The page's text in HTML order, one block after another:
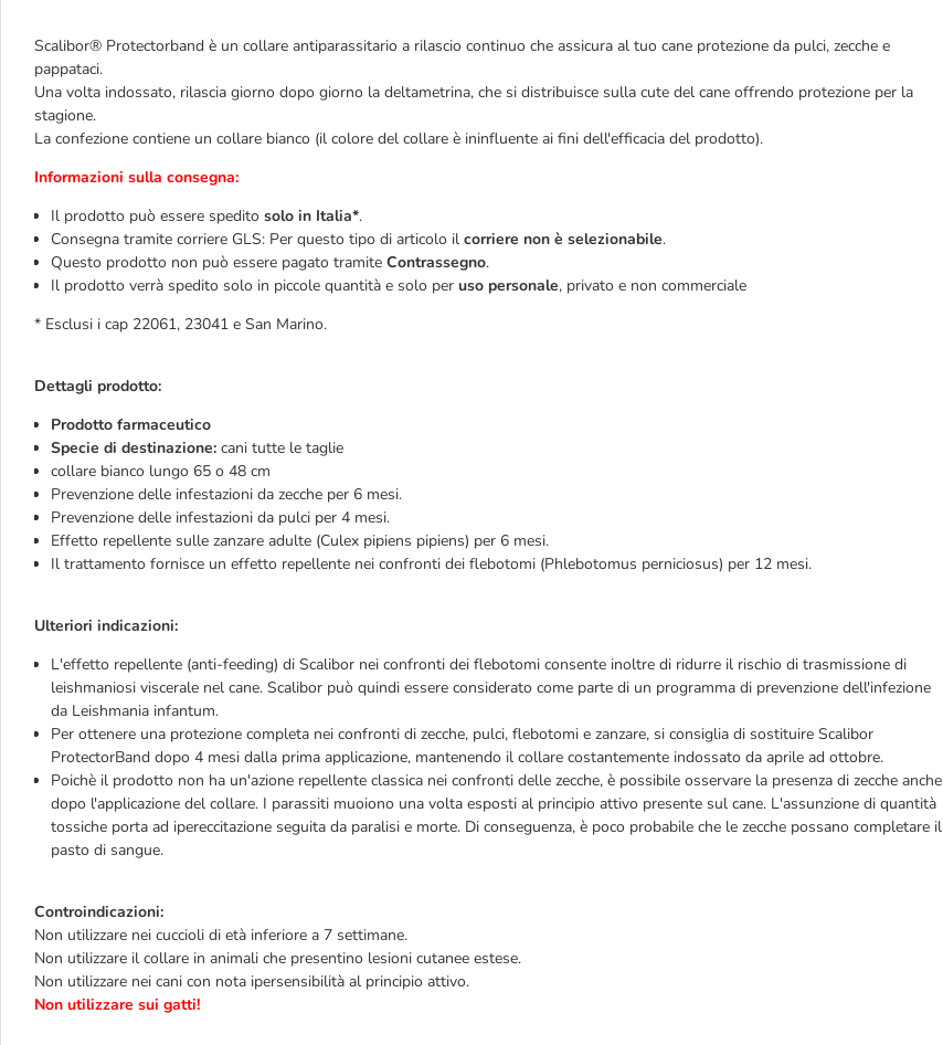
Scalibor® Protectorband è un collare antiparassitario a rilascio continuo che assicura al tuo cane protezione da pulci, zecche e
pappataci.
Una volta indossato, rilascia giorno dopo giorno la deltametrina, che si distribuisce sulla cute del cane offrendo protezione per la
stagione.
La confezione contiene un collare bianco (il colore del collare è ininfluente ai fini dell'efficacia del prodotto).
Informazioni sulla consegna:
Il prodotto può essere spedito solo in Italia*.
Consegna tramite corriere GLS: Per questo tipo di articolo il corriere non è selezionabile.
Questo prodotto non può essere pagato tramite Contrassegno.
Il prodotto verrà spedito solo in piccole quantità e solo per uso personale, privato e non commerciale
* Esclusi i cap 22061, 23041 e San Marino.
Dettagli prodotto:
Prodotto farmaceutico
Specie di destinazione: cani tutte le taglie
collare bianco lungo 65 o 48 cm
Prevenzione delle infestazioni da zecche per 6 mesi.
Prevenzione delle infestazioni da pulci per 4 mesi.
Effetto repellente sulle zanzare adulte (Culex pipiens pipiens) per 6 mesi.
Il trattamento fornisce un effetto repellente nei confronti dei flebotomi (Phlebotomus perniciosus) per 12 mesi.
Ulteriori indicazioni:
L'effetto repellente (anti-feeding) di Scalibor nei confronti dei flebotomi consente inoltre di ridurre il rischio di trasmissione di
leishmaniosi viscerale nel cane. Scalibor può quindi essere considerato come parte di un programma di prevenzione dell'infezione
da Leishmania infantum.
Per ottenere una protezione completa nei confronti di zecche, pulci, flebotomi e zanzare, si consiglia di sostituire Scalibor
ProtectorBand dopo 4 mesi dalla prima applicazione, mantenendo il collare costantemente indossato da aprile ad ottobre.
Poichè il prodotto non ha un'azione repellente classica nei confronti delle zecche, è possibile osservare la presenza di zecche anche
dopo l'applicazione del collare. I parassiti muoiono una volta esposti al principio attivo presente sul cane. L'assunzione di quantità
tossiche porta ad ipereccitazione seguita da paralisi e morte. Di conseguenza, è poco probabile che le zecche possano completare il
pasto di sangue.
Controindicazioni:
Non utilizzare nei cuccioli di età inferiore a 7 settimane.
Non utilizzare il collare in animali che presentino lesioni cutanee estese.
Non utilizzare nei cani con nota ipersensibilità al principio attivo.
Non utilizzare sui gatti!